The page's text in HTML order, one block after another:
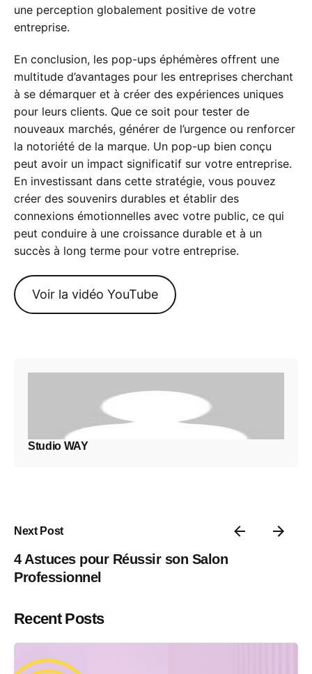
une perception globalement positive de votre
entreprise.
En conclusion, les pop-ups éphémères offrent une
multitude d’avantages pour les entreprises cherchant
à se démarquer et à créer des expériences uniques
pour leurs clients. Que ce soit pour tester de
nouveaux marchés, générer de l’urgence ou renforcer
la notoriété de la marque. Un pop-up bien conçu
peut avoir un impact significatif sur votre entreprise.
En investissant dans cette stratégie, vous pouvez
créer des souvenirs durables et établir des
connexions émotionnelles avec votre public, ce qui
peut conduire à une croissance durable et à un
succès à long terme pour votre entreprise.
Voir la vidéo YouTube
Studio WAY
Next Post
4 Astuces pour Réussir son Salon
Professionnel
Recent Posts